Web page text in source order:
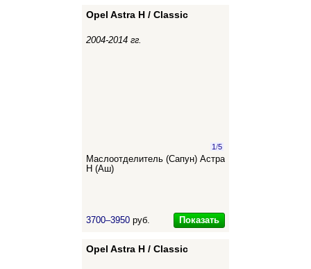
Opel Astra H / Classic
2004-2014 гг.
1/5
Маслоотделитель (Сапун) Астра
Н (Аш)
3700–3950 руб. Показать
Opel Astra H / Classic